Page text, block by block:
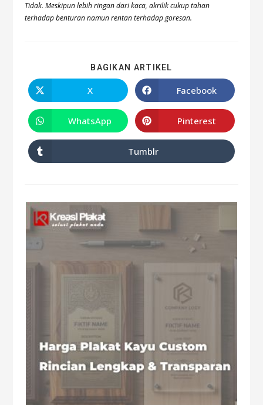
Tidak. Meskipun lebih ringan dari kaca, akrilik cukup tahan
terhadap benturan namun rentan terhadap goresan.
BAGIKAN ARTIKEL
X Facebook
WhatsApp Pinterest
Tumblr